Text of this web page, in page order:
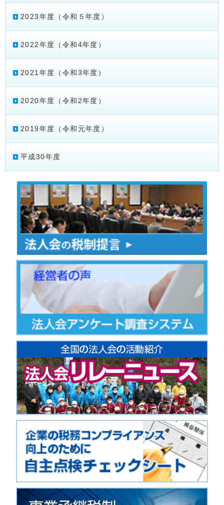
2023年度（令和５年度）
2022年度（令和4年度）
2021年度（令和3年度）
2020年度（令和2年度）
2019年度（令和元年度）
平成30年度